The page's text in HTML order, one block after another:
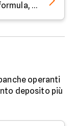
Calcolo ISEE: cos'è, quando serve, formula, scala di equivalenza e maggiorazioni.
operanti
deposito più